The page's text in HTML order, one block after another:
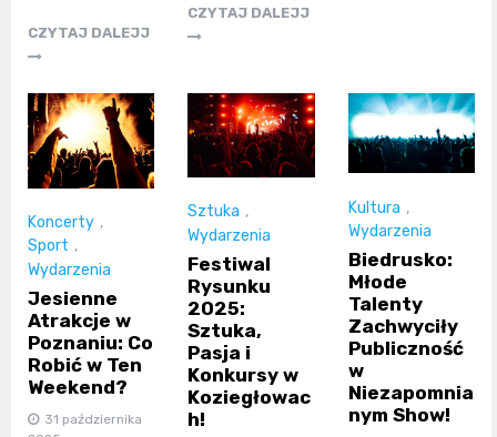
CZYTAJ DALEJJ
CZYTAJ DALEJJ
Koncerty ,
Sport ,
Wydarzenia
Jesienne
Atrakcje w
Poznaniu: Co
Robić w Ten
Weekend?
31 października
Sztuka ,
Wydarzenia
Festiwal
Rysunku
2025:
Sztuka,
Pasja i
Konkursy w
Koziegłowac
h!
Kultura ,
Wydarzenia
Biedrusko:
Młode
Talenty
Zachwyciły
Publiczność
w
Niezapomnia
nym Show!